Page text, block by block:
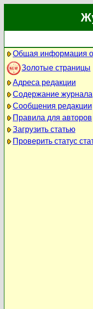
Общая информация
Золотые страницы
Адреса редакции
Содержание журнала
Сообщения редакции
Правила для авторов
Загрузить статью
Проверить статус